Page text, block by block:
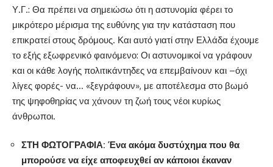
Υ.Γ.: Θα πρέπει να σημειώσω ότι η αστυνομία φέρει το
μικρότερο μέρισμα της ευθύνης για την κατάσταση που
επικρατεί στους δρόμους. Και αυτό γιατί στην Ελλάδα έχουμε
το εξής εξωφρενικό φαινόμενο: Οι αστυνομικοί να γράφουν
και οι κάθε λογής πολιτικάντηδες να επεμβαίνουν και –όχι
λίγες φορές- να… «ξεγράφουν», με αποτέλεσμα στο βωμό
της ψηφοθηρίας να χάνουν τη ζωή τους νέοι κυρίως
άνθρωποι.
ΣΤΗ ΦΩΤΟΓΡΑΦΙΑ: Ένα ακόμα δυστύχημα που θα
μπορούσε να είχε αποφευχθεί αν κάποιοι έκαναν